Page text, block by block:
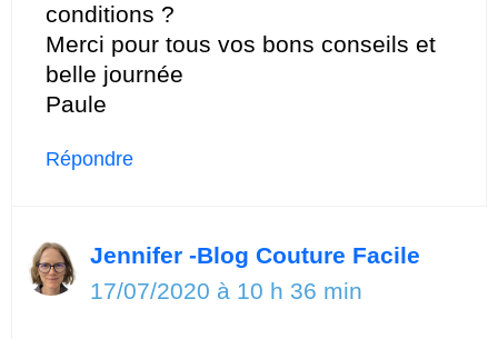
conditions ?
Merci pour tous vos bons conseils et
belle journée
Paule
Répondre
Jennifer -Blog Couture Facile
17/07/2020 à 10 h 36 min